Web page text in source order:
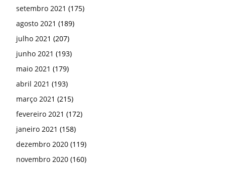
setembro 2021 (175)
agosto 2021 (189)
julho 2021 (207)
junho 2021 (193)
maio 2021 (179)
abril 2021 (193)
março 2021 (215)
fevereiro 2021 (172)
janeiro 2021 (158)
dezembro 2020 (119)
novembro 2020 (160)